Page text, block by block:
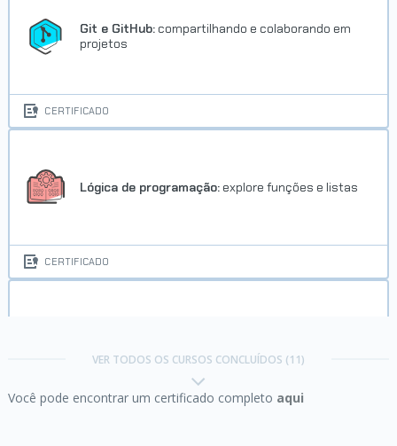
Git e GitHub: compartilhando e colaborando em
projetos
CERTIFICADO
Lógica de programação: explore funções e listas
CERTIFICADO
VER TODOS OS CURSOS CONCLUÍDOS (11)
Você pode encontrar um certificado completo aqui